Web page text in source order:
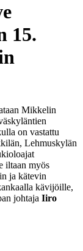
15.
Mikkelin
on vastattu
Lehmuskylän
iltaan myös
ja kätevin
kävijöille,
johtaja Iiro